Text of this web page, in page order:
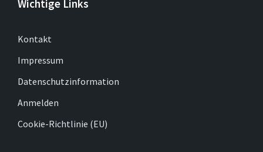
Wichtige Links
Kontakt
Impressum
Datenschutzinformation
Anmelden
Cookie-Richtlinie (EU)